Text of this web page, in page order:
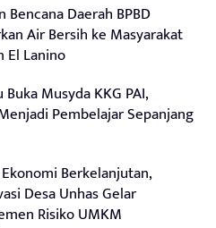
Bencana Daerah BPBD
Air Bersih ke Masyarakat
El Lanino
Musyda KKG PAI,
Pembelajar Sepanjang
Berkelanjutan,
Desa Unhas Gelar
Risiko UMKM